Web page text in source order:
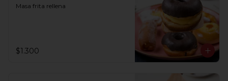
Masa frita rellena
$1.300